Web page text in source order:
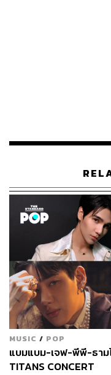
MUSIC / POP
แบมแบม-เจฟ-พีพี-ธาม
TITANS CONCERT